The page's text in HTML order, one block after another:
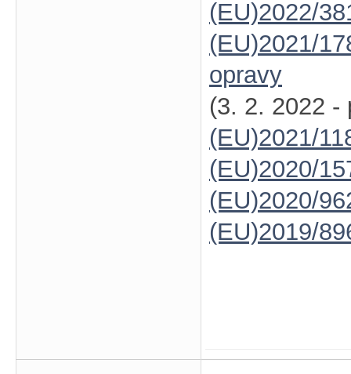
(EU)2022/
(EU)2021/
opravy
(3. 2. 2022 -
(EU)2021/
(EU)2020/
(EU)2020/
(EU)2019/